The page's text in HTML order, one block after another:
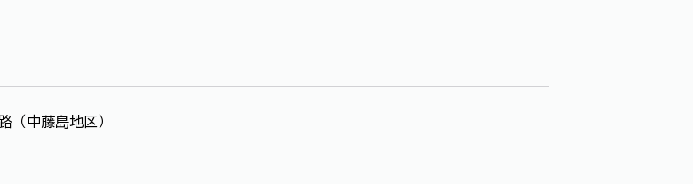
（中藤島地区）